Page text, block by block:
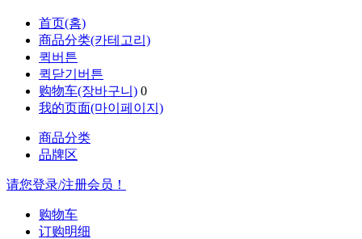
首页(홈)
商品分类(카테고리)
퀵버튼
퀵닫기버튼
购物车(장바구니) 0
我的页面(마이페이지)
商品分类
品牌区
请您登录/注册会员！
购物车
订购明细